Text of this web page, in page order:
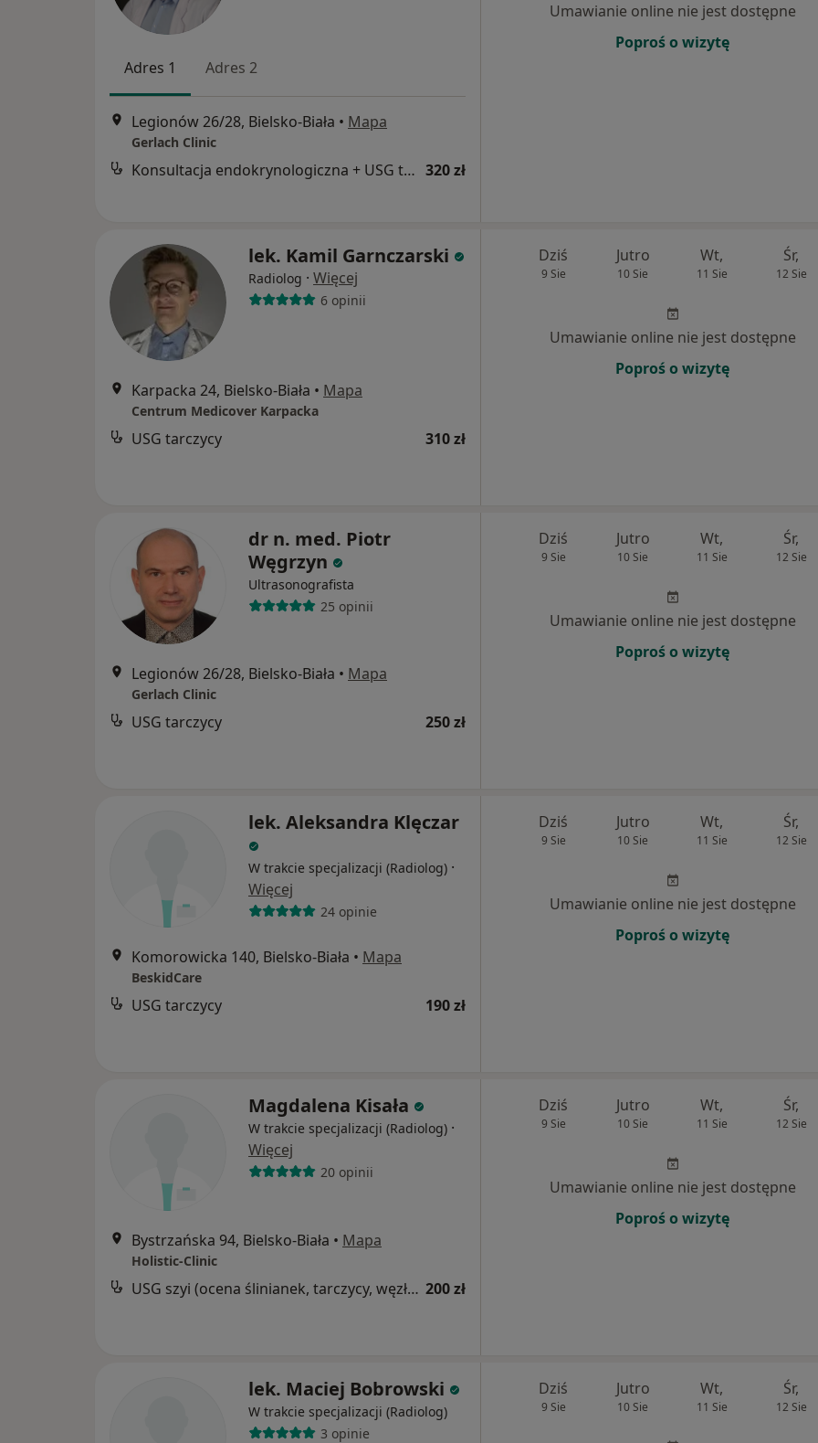
Adres 1 Adres 2
Legionów 26/28, Bielsko-Biała • Mapa
Gerlach Clinic
Konsultacja endokrynologiczna + USG tarczycy 320 zł
Umawianie online nie jest dostępne
Poproś o wizytę
lek. Kamil Garnczarski
Radiolog · Więcej
6 opinii
Karpacka 24, Bielsko-Biała • Mapa
Centrum Medicover Karpacka
USG tarczycy 310 zł
Dziś
9 Sie
Jutro
10 Sie
Wt,
11 Sie
Śr,
12 Sie
Umawianie online nie jest dostępne
Poproś o wizytę
dr n. med. Piotr
Węgrzyn
Ultrasonografista
25 opinii
Legionów 26/28, Bielsko-Biała • Mapa
Gerlach Clinic
USG tarczycy 250 zł
Dziś
9 Sie
Jutro
10 Sie
Wt,
11 Sie
Śr,
12 Sie
Umawianie online nie jest dostępne
Poproś o wizytę
lek. Aleksandra Klęczar
W trakcie specjalizacji (Radiolog) ·
Więcej
24 opinie
Komorowicka 140, Bielsko-Biała • Mapa
BeskidCare
USG tarczycy 190 zł
Dziś
9 Sie
Jutro
10 Sie
Wt,
11 Sie
Śr,
12 Sie
Umawianie online nie jest dostępne
Poproś o wizytę
Magdalena Kisała
W trakcie specjalizacji (Radiolog) ·
Więcej
20 opinii
Bystrzańska 94, Bielsko-Biała • Mapa
Holistic-Clinic
USG szyi (ocena ślinianek, tarczycy, węzłów chłonnych) 200 zł
Dziś
9 Sie
Jutro
10 Sie
Wt,
11 Sie
Śr,
12 Sie
Umawianie online nie jest dostępne
Poproś o wizytę
lek. Maciej Bobrowski
W trakcie specjalizacji (Radiolog)
3 opinie
Dziś
9 Sie
Jutro
10 Sie
Wt,
11 Sie
Śr,
12 Sie